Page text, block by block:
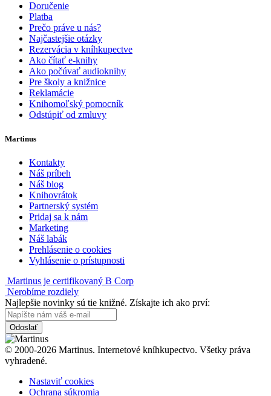
Doručenie
Platba
Prečo práve u nás?
Najčastejšie otázky
Rezervácia v kníhkupectve
Ako čítať e-knihy
Ako počúvať audioknihy
Pre školy a knižnice
Reklamácie
Knihomoľský pomocník
Odstúpiť od zmluvy
Martinus
Kontakty
Náš príbeh
Náš blog
Knihovrátok
Partnerský systém
Pridaj sa k nám
Marketing
Náš labák
Prehlásenie o cookies
Vyhlásenie o prístupnosti
Martinus je certifikovaný B Corp
Nerobíme rozdiely
Najlepšie novinky sú tie knižné. Získajte ich ako prví:
Odoslať
© 2000-2026 Martinus. Internetové kníhkupectvo. Všetky práva
vyhradené.
Nastaviť cookies
Ochrana súkromia